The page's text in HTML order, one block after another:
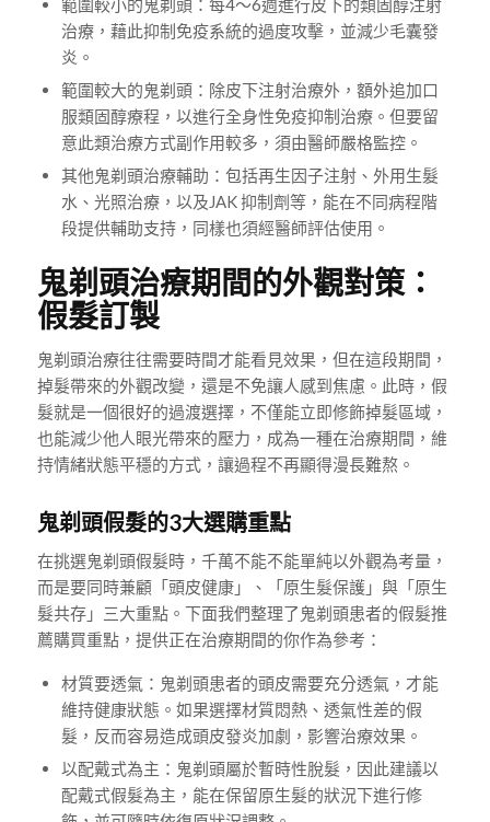
範圍較小的鬼剃頭：每4～6週進行皮下的類固醇注射
治療，藉此抑制免疫系統的過度攻擊，並減少毛囊發
炎。
範圍較大的鬼剃頭：除皮下注射治療外，額外追加口
服類固醇療程，以進行全身性免疫抑制治療。但要留
意此類治療方式副作用較多，須由醫師嚴格監控。
其他鬼剃頭治療輔助：包括再生因子注射、外用生髮
水、光照治療，以及JAK 抑制劑等，能在不同病程階
段提供輔助支持，同樣也須經醫師評估使用。
鬼剃頭治療期間的外觀對策：
假髮訂製
鬼剃頭治療往往需要時間才能看見效果，但在這段期間，
掉髮帶來的外觀改變，還是不免讓人感到焦慮。此時，假
髮就是一個很好的過渡選擇，不僅能立即修飾掉髮區域，
也能減少他人眼光帶來的壓力，成為一種在治療期間，維
持情緒狀態平穩的方式，讓過程不再顯得漫長難熬。
鬼剃頭假髮的3大選購重點
在挑選鬼剃頭假髮時，千萬不能不能單純以外觀為考量，
而是要同時兼顧「頭皮健康」、「原生髮保護」與「原生
髮共存」三大重點。下面我們整理了鬼剃頭患者的假髮推
薦購買重點，提供正在治療期間的你作為參考：
材質要透氣：鬼剃頭患者的頭皮需要充分透氣，才能
維持健康狀態。如果選擇材質悶熱、透氣性差的假
髮，反而容易造成頭皮發炎加劇，影響治療效果。
以配戴式為主：鬼剃頭屬於暫時性脫髮，因此建議以
配戴式假髮為主，能在保留原生髮的狀況下進行修